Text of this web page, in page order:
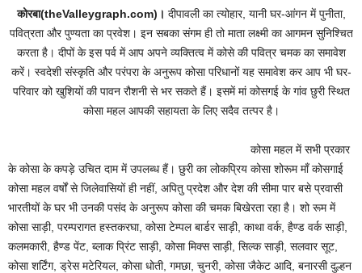
कोरबा(theValleygraph.com)। दीपावली का त्योहार, यानी घर-आंगन में पुनीता,
पवित्रता और पुण्यता का प्रवेश। इन सबका संगम ही तो माता लक्ष्मी का आगमन सुनिश्चित
करता है। दीपों के इस पर्व में आप अपने व्यक्तित्व में कोसे की पवित्र चमक का समावेश
करें। स्वदेशी संस्कृति और परंपरा के अनुरूप कोसा परिधानों यह समावेश कर आप भी घर-
परिवार को खुशियों की पावन रौशनी से भर सकते हैं। इसमें मां कोसगई के गांव छुरी स्थित
कोसा महल आपकी सहायता के लिए सदैव तत्पर है।
कोसा महल में सभी प्रकार
के कोसा के कपड़े उचित दाम में उपलब्ध हैं। छुरी का लोकप्रिय कोसा शोरूम माँ कोसगाई
कोसा महल वर्षों से जिलेवासियों ही नहीं, अपितु प्रदेश और देश की सीमा पार बसे प्रवासी
भारतीयों के घर भी उनकी पसंद के अनुरूप कोसा की चमक बिखेरता रहा है। शो रूम में
कोसा साड़ी, परम्परागत हस्तकरघा, कोसा टेम्पल बार्डर साड़ी, काथा वर्क, हैण्ड वर्क साड़ी,
कलमकारी, हैण्ड पेंट, ब्लाक प्रिंट साड़ी, कोसा मिक्स साड़ी, सिल्क साड़ी, सलवार सूट,
कोसा शर्टिंग, ड्रेस मटेरियल, कोसा धोती, गमछा, चुनरी, कोसा जैकेट आदि, बनारसी दुल्हन